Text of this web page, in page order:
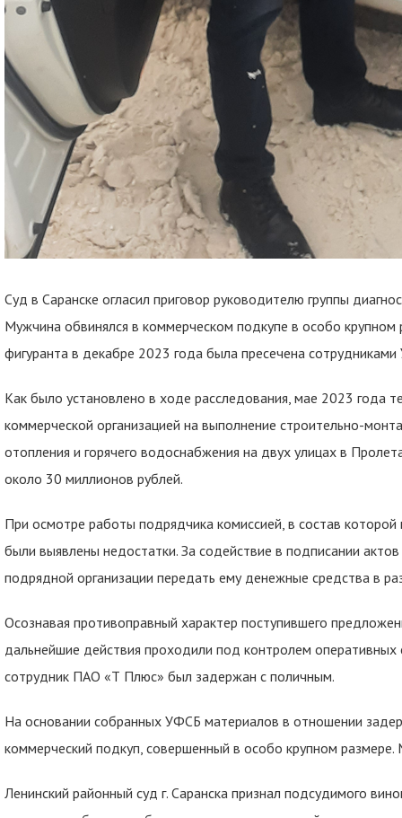
Суд в Саранске огласил приговор руководителю группы
Мужчина обвинялся в коммерческом подкупе в особо крупном
фигуранта в декабре 2023 года была пресечена
Как было установлено в ходе расследования, мае 2023 года
коммерческой организацией на выполнение строительно-
отопления и горячего водоснабжения на двух улицах в
около 30 миллионов рублей.
При осмотре работы подрядчика комиссией, в состав которой
были выявлены недостатки. За содействие в подписании
подрядной организации передать ему денежные средства в
Осознавая противоправный характер поступившего
дальнейшие действия проходили под контролем оперативных
сотрудник ПАО «Т Плюс» был задержан с поличным.
На основании собранных УФСБ материалов в отношении
коммерческий подкуп, совершенный в особо крупном
Ленинский районный суд г. Саранска признал подсудимого